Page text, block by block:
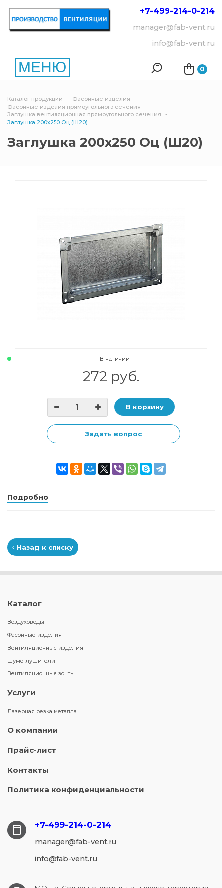
МЕНЮ 0
+7-499-214-0-214
manager@fab-vent.ru
info@fab-vent.ru
Каталог продукции
Фасонные изделия
Фасонные изделия прямоугольного сечения
Заглушка вентиляционная прямоугольного сечения
Заглушка 200х250 Оц (Ш20)
Заглушка 200х250 Оц (Ш20)
В наличии
272 руб.
В корзину
Задать вопрос
Подробно
Назад к списку
Каталог
Воздуховоды
Фасонные изделия
Вентиляционные изделия
Шумоглушители
Вентиляционные зонты
Услуги
Лазерная резка металла
О компании
Прайс-лист
Контакты
Политика конфиденциальности
+7-499-214-0-214
manager@fab-vent.ru
info@fab-vent.ru